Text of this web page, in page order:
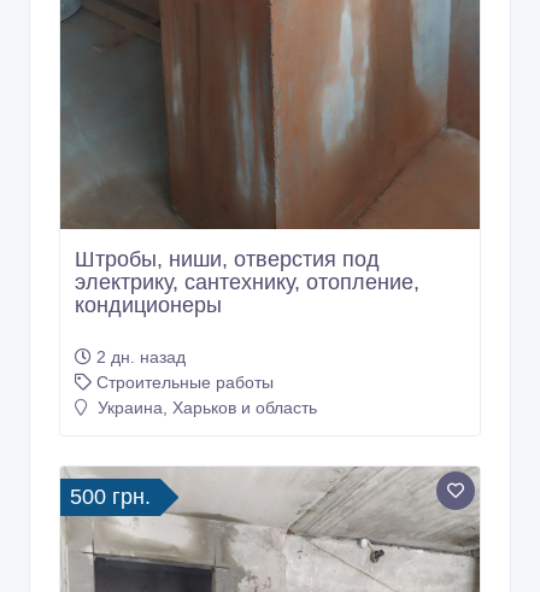
Штробы, ниши, отверстия под
электрику, сантехнику, отопление,
кондиционеры
2 дн. назад
Строительные работы
Украина, Харьков и область
500 грн.